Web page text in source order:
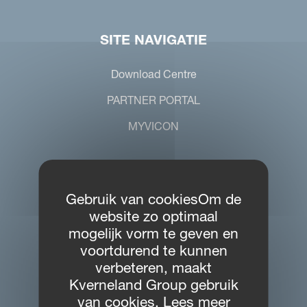
SITE NAVIGATIE
Download Centre
PARTNER PORTAL
MYVICON
Kverneland Group Benelux B.V.
De Dommel 38-40
8253 PL Dronten, Nederland
Tel: +31 321 387 100
Gebruik van cookiesOm de
website zo optimaal
mogelijk vorm te geven en
voortdurend te kunnen
verbeteren, maakt
Kverneland Group gebruik
van cookies. Lees meer